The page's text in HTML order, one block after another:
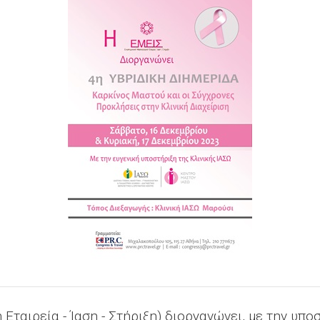
- Ίαση - Στήριξη) διοργανώνει, με την